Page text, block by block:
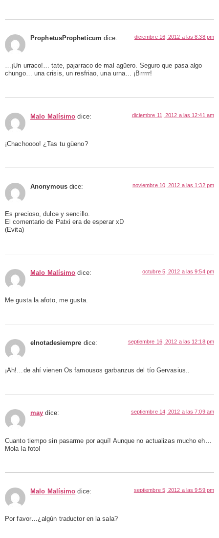
ProphetusPropheticum dice: diciembre 16, 2012 a las 8:38 pm
…¡Un urraco!… tate, pajarraco de mal agüero. Seguro que pasa algo
chungo… una crisis, un resfriao, una urna… ¡Brrrrr!
Malo Malísimo dice: diciembre 11, 2012 a las 12:41 am
¡Chachoooo! ¿Tas tu güeno?
Anonymous dice: noviembre 10, 2012 a las 1:32 pm
Es precioso, dulce y sencillo.
El comentario de Patxi era de esperar xD
(Evita)
Malo Malísimo dice: octubre 5, 2012 a las 9:54 pm
Me gusta la afoto, me gusta.
elnotadesiempre dice: septiembre 16, 2012 a las 12:18 pm
¡Ah!…de ahí vienen Os famousos garbanzus del tío Gervasius..
may dice: septiembre 14, 2012 a las 7:09 am
Cuanto tiempo sin pasarme por aquí! Aunque no actualizas mucho eh…
Mola la foto!
Malo Malísimo dice: septiembre 5, 2012 a las 9:59 pm
Por favor…¿algún traductor en la sala?